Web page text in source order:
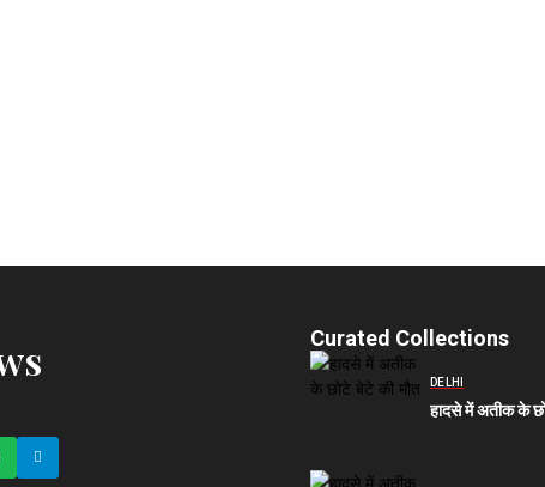
Curated Collections
DELHI
हादसे में अतीक के